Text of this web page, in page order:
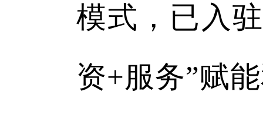
模式，已入
资+服务”赋